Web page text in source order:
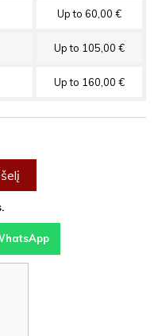
Up to 60,00 €
Up to 105,00 €
Up to 160,00 €